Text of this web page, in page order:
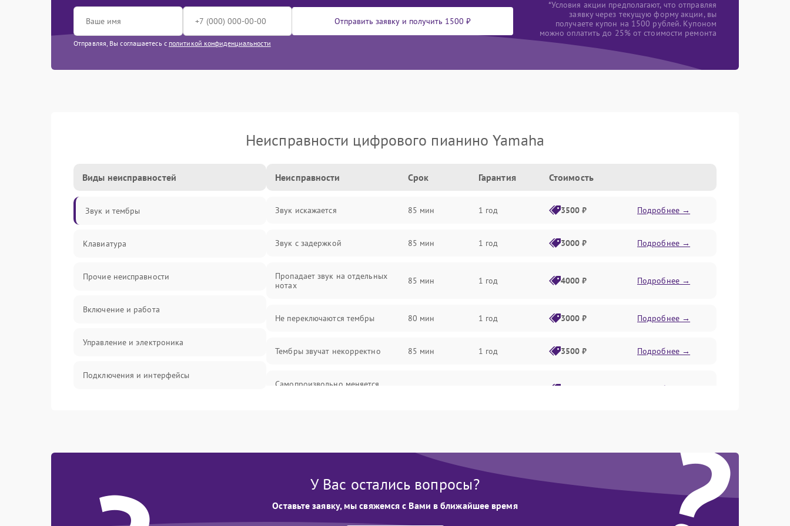
Отправить заявку и получить 1500 ₽
Отправляя, Вы соглашаетесь с политикой конфиденциальности
*Условия акции предполагают, что отправляя
заявку через текущую форму акции, вы
получаете купон на 1500 рублей. Купоном
можно оплатить до 25% от стоимости ремонта
Неисправности цифрового пианино Yamaha
Виды неисправностей
Звук и тембры
Клавиатура
Прочие неисправности
Включение и работа
Управление и электроника
Подключения и интерфейсы
Аудио
Неисправности Срок Гарантия Стоимость
Звук искажается 85 мин 1 год 3500 ₽ Подробнее →
Звук с задержкой 85 мин 1 год 3000 ₽ Подробнее →
Пропадает звук на отдельных
нотах
85 мин 1 год 4000 ₽ Подробнее →
Не переключаются тембры 80 мин 1 год 3000 ₽ Подробнее →
Тембры звучат некорректно 85 мин 1 год 3500 ₽ Подробнее →
Самопроизвольно меняется
2800 ₽ Подробнее →
У Вас остались вопросы?
Оставьте заявку, мы свяжемся с Вами в ближайшее время